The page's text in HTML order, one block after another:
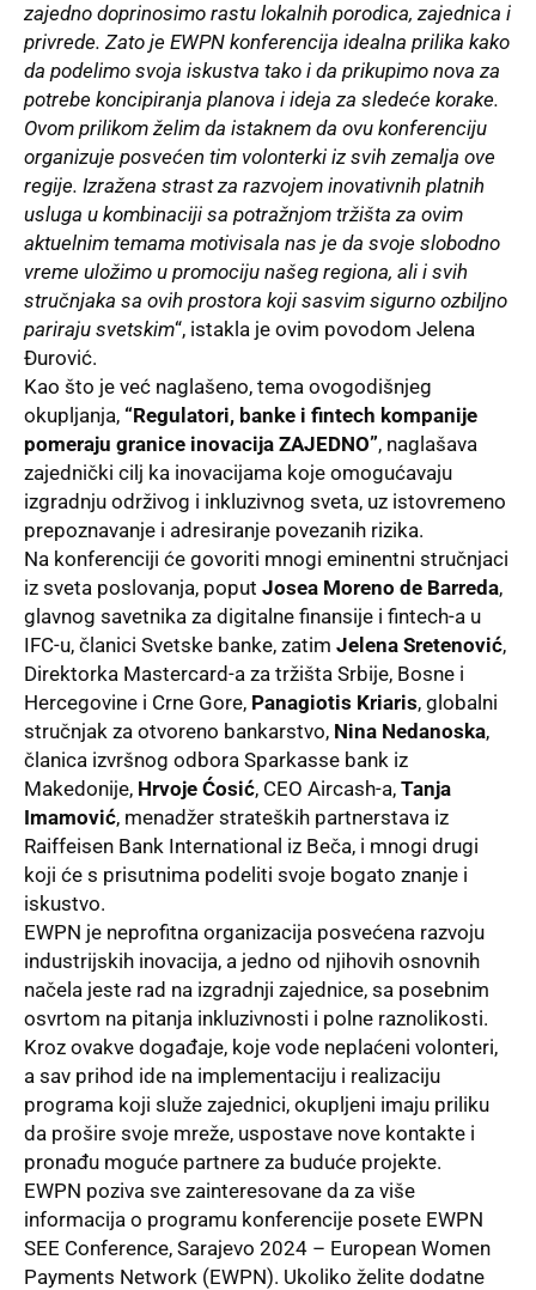
zajedno doprinosimo rastu lokalnih porodica, zajednica i
privrede. Zato je EWPN konferencija idealna prilika kako
da podelimo svoja iskustva tako i da prikupimo nova za
potrebe koncipiranja planova i ideja za sledeće korake.
Ovom prilikom želim da istaknem da ovu konferenciju
organizuje posvećen tim volonterki iz svih zemalja ove
regije. Izražena strast za razvojem inovativnih platnih
usluga u kombinaciji sa potražnjom tržišta za ovim
aktuelnim temama motivisala nas je da svoje slobodno
vreme uložimo u promociju našeg regiona, ali i svih
stručnjaka sa ovih prostora koji sasvim sigurno ozbiljno
pariraju svetskim“, istakla je ovim povodom Jelena
Đurović.
Kao što je već naglašeno, tema ovogodišnjeg
okupljanja, “Regulatori, banke i fintech kompanije
pomeraju granice inovacija ZAJEDNO”, naglašava
zajednički cilj ka inovacijama koje omogućavaju
izgradnju održivog i inkluzivnog sveta, uz istovremeno
prepoznavanje i adresiranje povezanih rizika.
Na konferenciji će govoriti mnogi eminentni stručnjaci
iz sveta poslovanja, poput Josea Moreno de Barreda,
glavnog savetnika za digitalne finansije i fintech-a u
IFC-u, članici Svetske banke, zatim Jelena Sretenović,
Direktorka Mastercard-a za tržišta Srbije, Bosne i
Hercegovine i Crne Gore, Panagiotis Kriaris, globalni
stručnjak za otvoreno bankarstvo, Nina Nedanoska,
članica izvršnog odbora Sparkasse bank iz
Makedonije, Hrvoje Ćosić, CEO Aircash-a, Tanja
Imamović, menadžer strateških partnerstava iz
Raiffeisen Bank International iz Beča, i mnogi drugi
koji će s prisutnima podeliti svoje bogato znanje i
iskustvo.
EWPN je neprofitna organizacija posvećena razvoju
industrijskih inovacija, a jedno od njihovih osnovnih
načela jeste rad na izgradnji zajednice, sa posebnim
osvrtom na pitanja inkluzivnosti i polne raznolikosti.
Kroz ovakve događaje, koje vode neplaćeni volonteri,
a sav prihod ide na implementaciju i realizaciju
programa koji služe zajednici, okupljeni imaju priliku
da prošire svoje mreže, uspostave nove kontakte i
pronađu moguće partnere za buduće projekte.
EWPN poziva sve zainteresovane da za više
informacija o programu konferencije posete EWPN
SEE Conference, Sarajevo 2024 – European Women
Payments Network (EWPN). Ukoliko želite dodatne